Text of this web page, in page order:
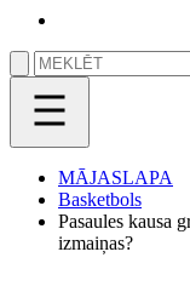
MĀJASLAPA
Basketbols
Pasaules kausa
izmaiņas?